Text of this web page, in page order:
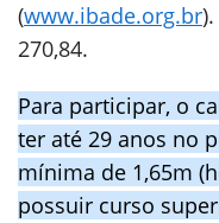
(www.ibade.org.br
270,84.
Para participar, o
ter até 29 anos no
mínima de 1,65m
possuir curso